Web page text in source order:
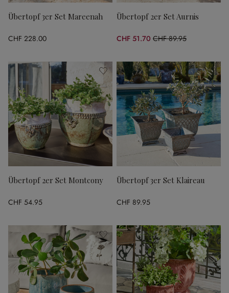
Übertopf 3er Set Mareenah
CHF 228.00
Übertopf 2er Set Aurnis
CHF 51.70 CHF 89.95
(42.52% gespart)
Übertopf 2er Set Montcony
CHF 54.95
Übertopf 3er Set Klaireau
CHF 89.95